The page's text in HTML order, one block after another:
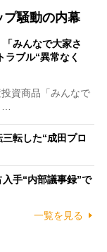
プ騒動の内幕
「みんなで大家さ
ラブル“異常なく
資商品「みんなで
転した“成田プロ
入手“内部議事録”で
一覧を見る